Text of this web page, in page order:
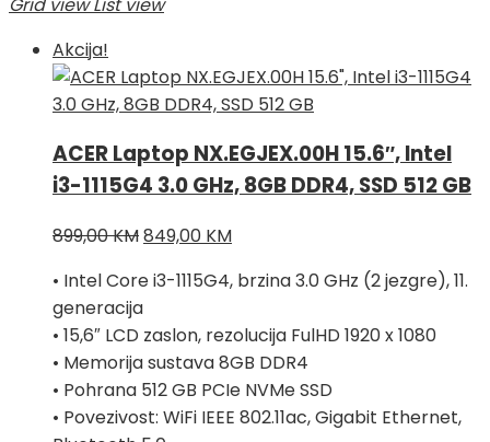
Akcija!
ACER Laptop NX.EGJEX.00H 15.6″, Intel
i3-1115G4 3.0 GHz, 8GB DDR4, SSD 512 GB
899,00KMIzvorna
bila
je:
899,00 KM.
849,00 KMTrenutna
je:
• Intel Core i3-1115G4, brzina 3.0 GHz (2 jezgre), 11.
generacija
• 15,6″ LCD zaslon, rezolucija FulHD 1920 x 1080
• Memorija sustava 8GB DDR4
• Pohrana 512 GB PCIe NVMe SSD
• Povezivost: WiFi IEEE 802.11ac, Gigabit Ethernet,